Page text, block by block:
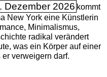
Dezember 2026 kommt
New York eine Künstlerin
Minimalismus,
radikal verändert
was ein Körper auf einer
verweigern darf.